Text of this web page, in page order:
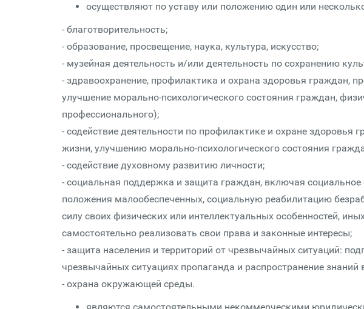
осуществляют по уставу или положению один или
- благотворительность;
- образование, просвещение, наука, культура, искусство;
- музейная деятельность и/или деятельность по сохранению
- здравоохранение, профилактика и охрана здоровья граждан,
улучшение морально-психологического состояния граждан,
профессионального);
- содействие деятельности по профилактике и охране здоровья
жизни, улучшению морально-психологического состояния
- содействие духовному развитию личности;
- социальная поддержка и защита граждан, включая
положения малообеспеченных, социальную реабилитацию
силу своих физических или интеллектуальных особенностей,
самостоятельно реализовать свои права и законные интересы;
- защита населения и территорий от чрезвычайных ситуаций:
чрезвычайных ситуациях пропаганда и распространение знаний
- охрана окружающей среды.